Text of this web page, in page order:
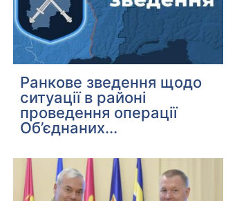
Ранкове зведення щодо
ситуації в районі
проведення операції
Об’єднаних...